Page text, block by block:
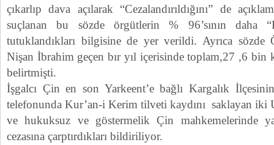
çıkarlıp dava açılarak “Cezalandırıldığını” de
suçlanan bu sözde örgütlerin % 96’sının daha
tutuklandıkları bilgisine de yer verildi. Ayrıca sözde
Nişan İbrahim geçen bır yıl içerisinde toplam,27 ,6 bin
belirtmişti.
İşgalcı Çin en son Yarkeent’e bağlı Kargalık
telefonunda Kur’an-i Kerim tilveti kaydını saklayan iki
ve hukuksuz ve göstermelik Çin mahkemelerinde
cezasına çarptırdıkları bildiriliyor.